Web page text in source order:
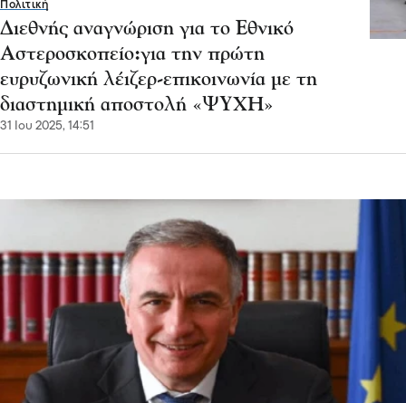
Πολιτική
Διεθνής αναγνώριση για το Εθνικό
Αστεροσκοπείο:για την πρώτη
ευρυζωνική λέιζερ-επικοινωνία με τη
διαστημική αποστολή «ΨΥΧΗ»
31 Ιου 2025, 14:51